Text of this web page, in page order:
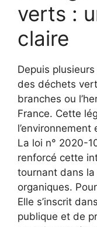
verts :
claire
Depuis
des déchets
branches ou
France. Cette
l’environnement
La loi n° 2020-
renforcé cette
tournant dans
organiques.
Elle s’inscrit
publique et de